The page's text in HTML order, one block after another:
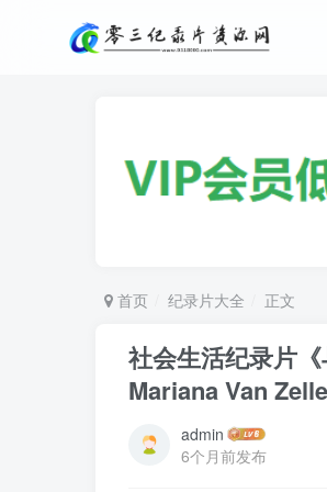
首页 纪录片大全 正文
社会生活纪录片
Mariana Van
admin
6个月前发布